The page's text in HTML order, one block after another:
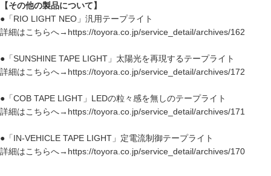
【その他の製品について】
●「RIO LIGHT NEO」汎用テープライト
詳細はこちらへ→https://toyora.co.jp/service_detail/archives/162
●「SUNSHINE TAPE LIGHT」太陽光を再現するテープライト
詳細はこちらへ→https://toyora.co.jp/service_detail/archives/172
●「COB TAPE LIGHT」LEDの粒々感を無しのテープライト
詳細はこちらへ→https://toyora.co.jp/service_detail/archives/171
●「IN-VEHICLE TAPE LIGHT」定電流制御テープライト
詳細はこちらへ→https://toyora.co.jp/service_detail/archives/170